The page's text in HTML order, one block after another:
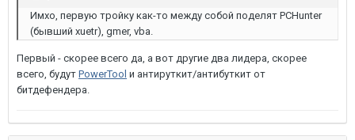
Имхо, первую тройку как-то между собой поделят PCHunter
(бывший xuetr), gmer, vba.
Первый - скорее всего да, а вот другие два лидера, скорее
всего, будут PowerTool и антируткит/антибуткит от
битдефендера.